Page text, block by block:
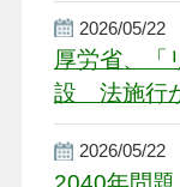
2026/05/22
厚労省、「
設 法施行
2026/05/22